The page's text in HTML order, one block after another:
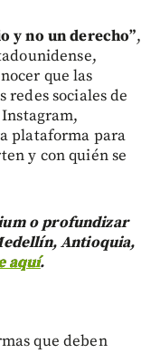
y no un derecho”,
que las
redes sociales de
plataforma para
y con quién se
o profundizar
Antioquia,
aquí.
que deben